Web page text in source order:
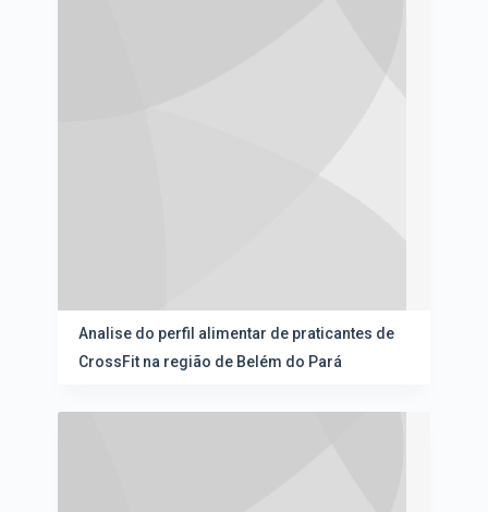
Analise do perfil alimentar de praticantes de
CrossFit na região de Belém do Pará